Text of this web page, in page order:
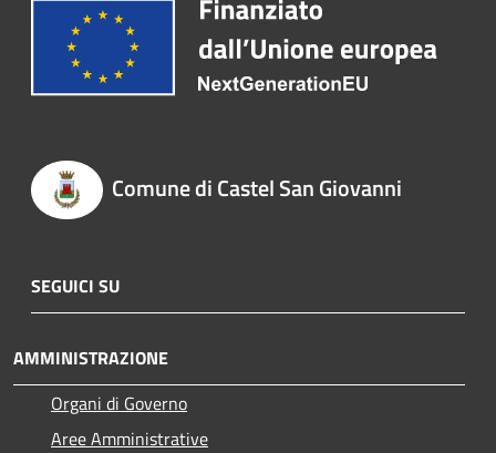
Comune di Castel San Giovanni
SEGUICI SU
AMMINISTRAZIONE
Organi di Governo
Aree Amministrative